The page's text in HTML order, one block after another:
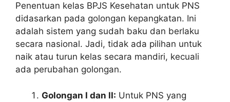
Penentuan kelas BPJS Kesehatan untuk PNS
didasarkan pada golongan kepangkatan. Ini
adalah sistem yang sudah baku dan berlaku
secara nasional. Jadi, tidak ada pilihan untuk
naik atau turun kelas secara mandiri, kecuali
ada perubahan golongan.
Golongan I dan II: Untuk PNS yang